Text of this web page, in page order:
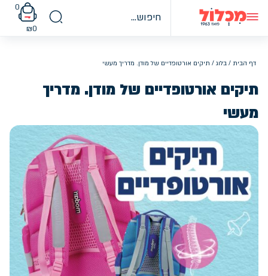
content
0
₪0
דף הבית / בלוג / תיקים אורטופדיים של מודן. מדריך מעשי
תיקים אורטופדיים של מודן. מדריך
מעשי